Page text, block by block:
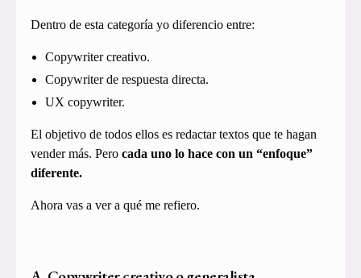
Dentro de esta categoría yo diferencio entre:
Copywriter creativo.
Copywriter de respuesta directa.
UX copywriter.
El objetivo de todos ellos es redactar textos que te hagan
vender más. Pero cada uno lo hace con un “enfoque”
diferente.
Ahora vas a ver a qué me refiero.